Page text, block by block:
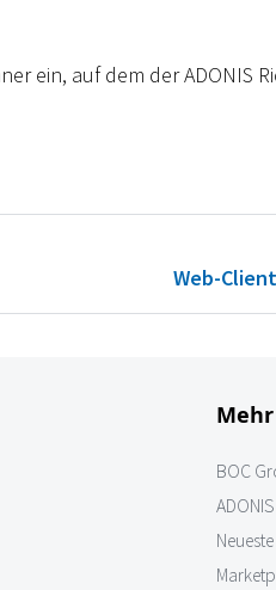
ein, auf dem der ADONIS
Web-
Mehr
BOC